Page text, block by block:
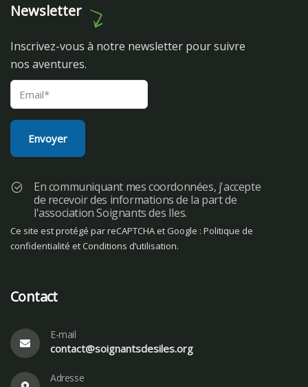
Newsletter
Inscrivez-vous à notre newsletter pour suivre
nos aventures.
En communiquant mes coordonnées, j'accepte
de recevoir des informations de la part de
l'association Soignants des Iles.
Ce site est protégé par reCAPTCHA et Google : Politique de
confidentialité etConditions d’utilisation.
Contact
E-mail
contact@soignantsdesiles.org
Adresse